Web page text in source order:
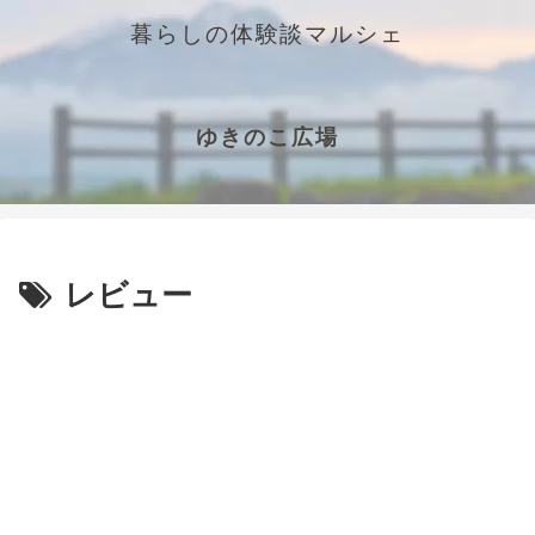
暮らしの体験談マルシェ
ゆきのこ広場
レビュー